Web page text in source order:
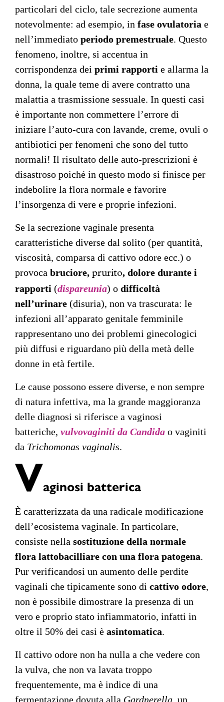
particolari del ciclo, tale secrezione aumenta
notevolmente: ad esempio, in fase ovulatoria e
nell’immediato periodo premestruale. Questo
fenomeno, inoltre, si accentua in
corrispondenza dei primi rapporti e allarma la
donna, la quale teme di avere contratto una
malattia a trasmissione sessuale. In questi casi
è importante non commettere l’errore di
iniziare l’auto-cura con lavande, creme, ovuli o
antibiotici per fenomeni che sono del tutto
normali! Il risultato delle auto-prescrizioni è
disastroso poiché in questo modo si finisce per
indebolire la flora normale e favorire
l’insorgenza di vere e proprie infezioni.
Se la secrezione vaginale presenta
caratteristiche diverse dal solito (per quantità,
viscosità, comparsa di cattivo odore ecc.) o
provoca bruciore, prurito, dolore durante i
rapporti (dispareunia) o difficoltà
nell’urinare (disuria), non va trascurata: le
infezioni all’apparato genitale femminile
rappresentano uno dei problemi ginecologici
più diffusi e riguardano più della metà delle
donne in età fertile.
Le cause possono essere diverse, e non sempre
di natura infettiva, ma la grande maggioranza
delle diagnosi si riferisce a vaginosi
batteriche, vulvovaginiti da Candida o vaginiti
da Trichomonas vaginalis.
Vaginosi batterica
È caratterizzata da una radicale modificazione
dell’ecosistema vaginale. In particolare,
consiste nella sostituzione della normale
flora lattobacilliare con una flora patogena.
Pur verificandosi un aumento delle perdite
vaginali che tipicamente sono di cattivo odore,
non è possibile dimostrare la presenza di un
vero e proprio stato infiammatorio, infatti in
oltre il 50% dei casi è asintomatica.
Il cattivo odore non ha nulla a che vedere con
la vulva, che non va lavata troppo
frequentemente, ma è indice di una
fermentazione dovuta alla Gardnerella, un